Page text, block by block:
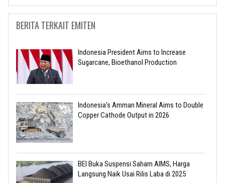
BERITA TERKAIT EMITEN
Indonesia President Aims to Increase
Sugarcane, Bioethanol Production
Indonesia's Amman Mineral Aims to Double
Copper Cathode Output in 2026
BEI Buka Suspensi Saham AIMS, Harga
Langsung Naik Usai Rilis Laba di 2025